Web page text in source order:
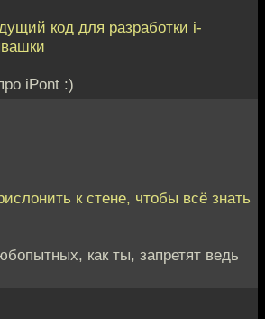
код для разработки i-
iPont :)
к стене, чтобы всё знать
как ты, запретят ведь